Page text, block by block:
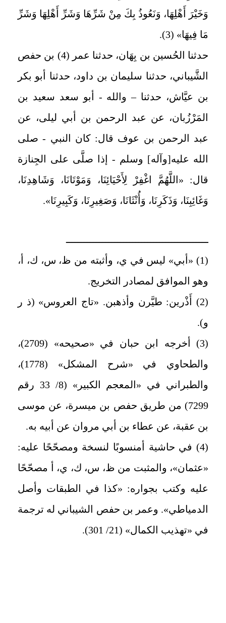
وَخَيْرَ أَهْلِهَا، وَنَعُوذُ بِكَ مِنْ شَرِّهَا وَشَرِّ أَهْلِهَا وَشَرِّ
مَا فِيهَا» (3).
حدثنا الحُسين بن بِهَان، حدثنا عمر (4) بن حفص
الشَّيباني، حدثنا سليمان بن داود، حدثنا أبو بكر
بن عيَّاش، حدثنا – والله - أبو سعد سعيد بن
المَرْزُبان، عن عبد الرحمن بن أبي ليلى، عن
عبد الرحمن بن عوف قال: كان النبي - صلى
الله عليه[وآله] وسلم - إذا صلَّى على الجِنازة
قال: «اللَّهُمَّ اغْفِرْ لِأَحْيَائِنَا، وَمَوْتَانَا، وَشَاهِدِنَا،
وَغَائِبِنَا، وَذَكَرِنَا، وَأُنْثَانَا، وَصَغِيرِنَا، وَكَبِيرِنَا».
ـــــــــــــــــــــــــــــــــــــــــــــــ
(1) «أبي» ليس في ي، وأثبته من ظ، س، ك، أ،
وهو الموافق لمصادر التخريج.
(2) أَذْرين: طيَّرن وأذهبن. «تاج العروس» (ذ ر
و).
(3) أخرجه ابن حبان في «صحيحه» (2709)،
والطحاوي في «شرح المشكل» (1778)،
والطبراني في «المعجم الكبير» (8/ 33 رقم
7299) من طريق حفص بن ميسرة، عن موسى
بن عقبة، عن عطاء بن أبي مروان عن أبيه به.
(4) في حاشية أمنسوبًا لنسخة ومصحّحًا عليه:
«عثمان»، والمثبت من ظ، س، ك، ي، أ مصحّحًا
عليه وكتب بجواره: «كذا في الطبقات وأصل
الدمياطي». وعمر بن حفص الشيباني له ترجمة
في «تهذيب الكمال» (21/ 301).